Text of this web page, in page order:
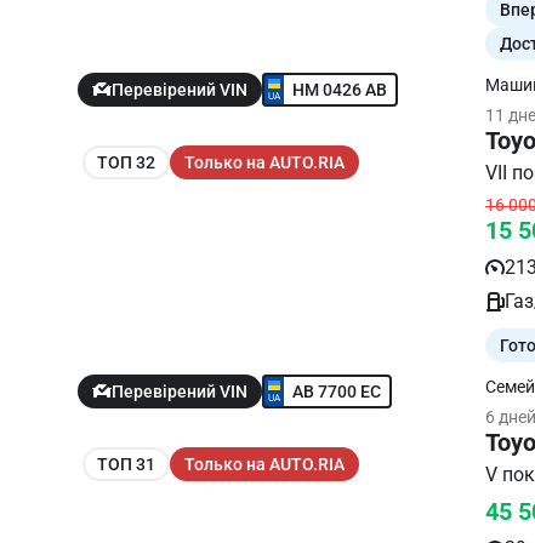
15
11
Перевірений VIN HM 0426 AB
ТОП 32 Только на AUTO.RIA
16
15
6
Перевірений VIN AB 7700 EC
ТОП 31 Только на AUTO.RIA V
45